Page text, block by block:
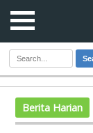
Berita Harian